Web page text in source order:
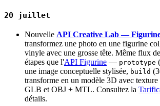
20 juillet
Nouvelle API Creative Lab —
transformez une photo en une figurine
vinyle avec une grosse tête. Même flux
étapes que l'API Figurine — prototype
une image conceptuelle stylisée, build
transforme en un modèle 3D avec texture
GLB et OBJ + MTL. Consultez la
détails.